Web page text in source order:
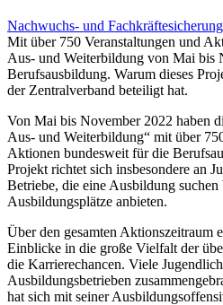
Nachwuchs- und Fachkräftesicherung
Mit über 750 Veranstaltungen und
Aus- und Weiterbildung von Mai bis
Berufsausbildung. Warum dieses
der Zentralverband beteiligt hat.
Von Mai bis November 2022 haben
Aus- und Weiterbildung“ mit über
Aktionen bundesweit für die
Projekt richtet sich insbesondere an
Betriebe, die eine Ausbildung suchen
Ausbildungsplätze anbieten.
Über den gesamten Aktionszeitraum
Einblicke in die große Vielfalt der
die Karrierechancen. Viele
Ausbildungsbetrieben
hat sich mit seiner